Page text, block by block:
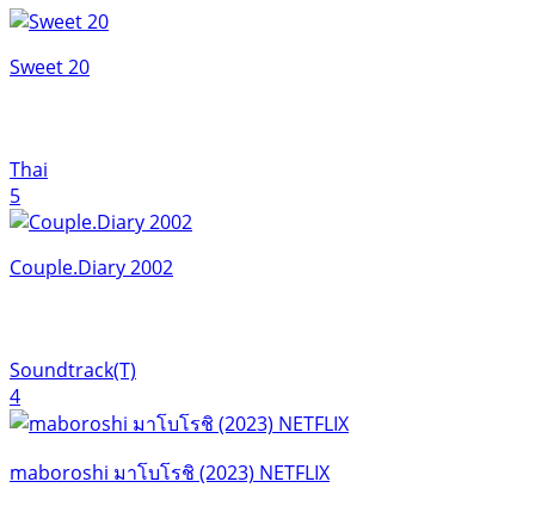
Sweet 20
Thai
5
Couple.Diary 2002
Soundtrack(T)
4
maboroshi มาโบโรชิ (2023) NETFLIX